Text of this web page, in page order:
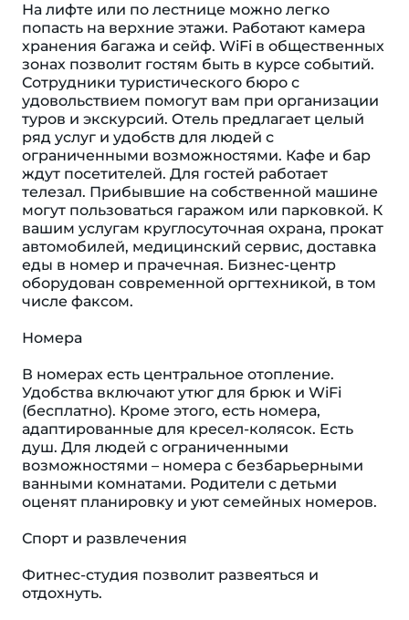
На лифте или по лестнице можно легко
попасть на верхние этажи. Работают камера
хранения багажа и сейф. WiFi в общественных
зонах позволит гостям быть в курсе событий.
Сотрудники туристического бюро с
удовольствием помогут вам при организации
туров и экскурсий. Отель предлагает целый
ряд услуг и удобств для людей с
ограниченными возможностями. Кафе и бар
ждут посетителей. Для гостей работает
телезал. Прибывшие на собственной машине
могут пользоваться гаражом или парковкой. К
вашим услугам круглосуточная охрана, прокат
автомобилей, медицинский сервис, доставка
еды в номер и прачечная. Бизнес-центр
оборудован современной оргтехникой, в том
числе факсом.
Номера
В номерах есть центральное отопление.
Удобства включают утюг для брюк и WiFi
(бесплатно). Кроме этого, есть номера,
адаптированные для кресел-колясок. Eсть
душ. Для людей с ограниченными
возможностями – номера с безбарьерными
ванными комнатами. Родители с детьми
оценят планировку и уют семейных номеров.
Спорт и развлечения
Фитнес-студия позволит развеяться и
отдохнуть.